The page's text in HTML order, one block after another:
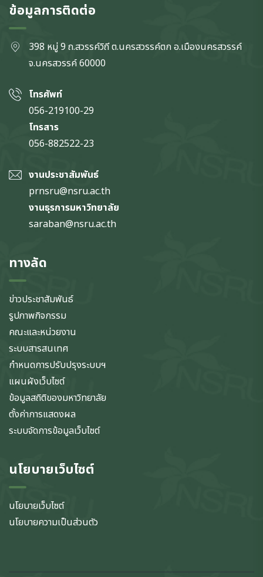
ข้อมูลการติดต่อ
398 หมู่ 9 ถ.สวรรค์วิถี ต.นครสวรรค์ตก อ.เมืองนครสวรรค์
จ.นครสวรรค์60000
โทรศัพท์
056-219100-29
โทรสาร
056-882522-23
งานประชาสัมพันธ์
prnsru@nsru.ac.th
งานธุรการมหาวิทยาลัย
saraban@nsru.ac.th
ทางลัด
ข่าวประชาสัมพันธ์
รูปภาพกิจกรรม
คณะและหน่วยงาน
ระบบสารสนเทศ
กำหนดการปรับปรุงระบบฯ
แผนผังเว็บไซต์
ข้อมูลสถิติของมหาวิทยาลัย
ตั้งค่าการแสดงผล
ระบบจัดการข้อมูลเว็บไซต์
นโยบายเว็บไซต์
นโยบายเว็บไซต์
นโยบายความเป็นส่วนตัว